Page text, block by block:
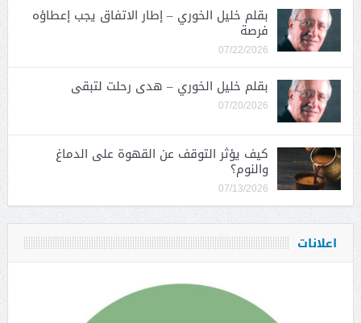
بقلم خليل الخوري – إطار الاتفاق يجب إعطاؤه
فرصة
07/22/2026
بقلم خليل الخوري – هدى رحلت لتبقى
07/20/2026
كيف يؤثر التوقف عن القهوة على الدماغ
والنوم؟
07/13/2026
اعلانات